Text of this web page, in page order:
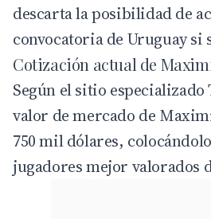
descarta la posibilidad de
convocatoria de Uruguay si
Cotización actual de
Según el sitio
valor de mercado de
750 mil dólares,
jugadores mejor valorados